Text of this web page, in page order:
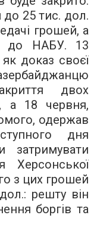
до 25 тис. дол.
грошей, а
до НАБУ. 13
доказ своєї
двох
а 18 червня,
одержав
дня
Херсонської
з цих грошей
решту він
боргів та